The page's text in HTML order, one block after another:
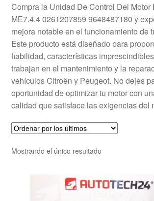
Transporte
Compra la Unidad De Control Del Motor
ME7.4.4 0261207859 9648487180 y
mejora notable en el funcionamiento de
Este producto está diseñado para
fiabilidad, características
trabajan en el mantenimiento y la
vehículos Citroën y Peugeot. No dejes
oportunidad de optimizar tu motor con
calidad que satisface las exigencias del
Mostrando el único resultado